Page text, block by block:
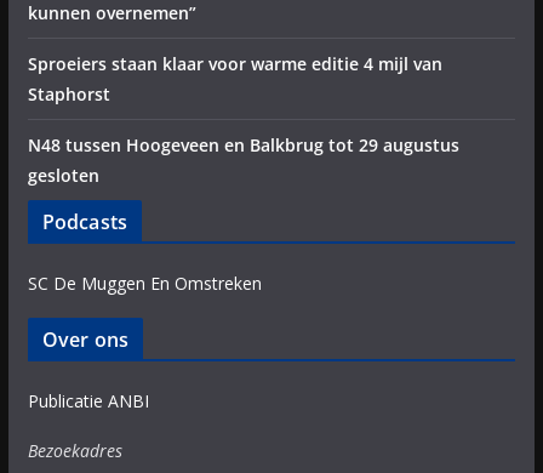
kunnen overnemen”
Sproeiers staan klaar voor warme editie 4 mijl van
Staphorst
N48 tussen Hoogeveen en Balkbrug tot 29 augustus
gesloten
Podcasts
SC De Muggen En Omstreken
Over ons
Publicatie ANBI
Bezoekadres